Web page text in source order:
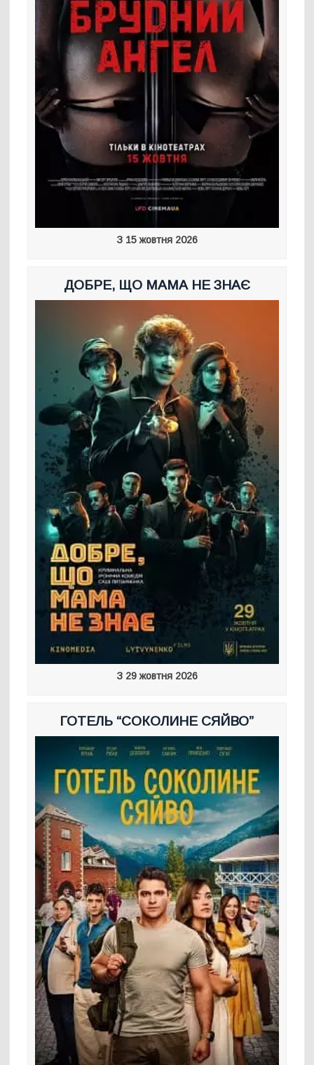
З 15 жовтня 2026
ДОБРЕ, ЩО МАМА НЕ ЗНАЄ
З 29 жовтня 2026
ГОТЕЛЬ “СОКОЛИНЕ СЯЙВО”